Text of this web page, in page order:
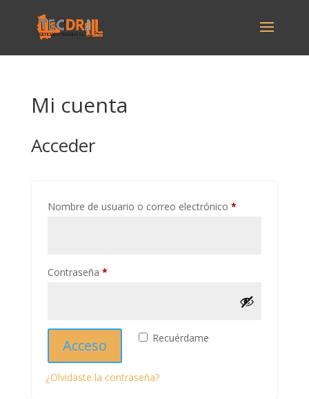
Mi cuenta
Acceder
Nombre de usuario o correo electrónico *Obligatorio
Contraseña *Obligatorio
Recuérdame
Acceso
¿Olvidaste la contraseña?